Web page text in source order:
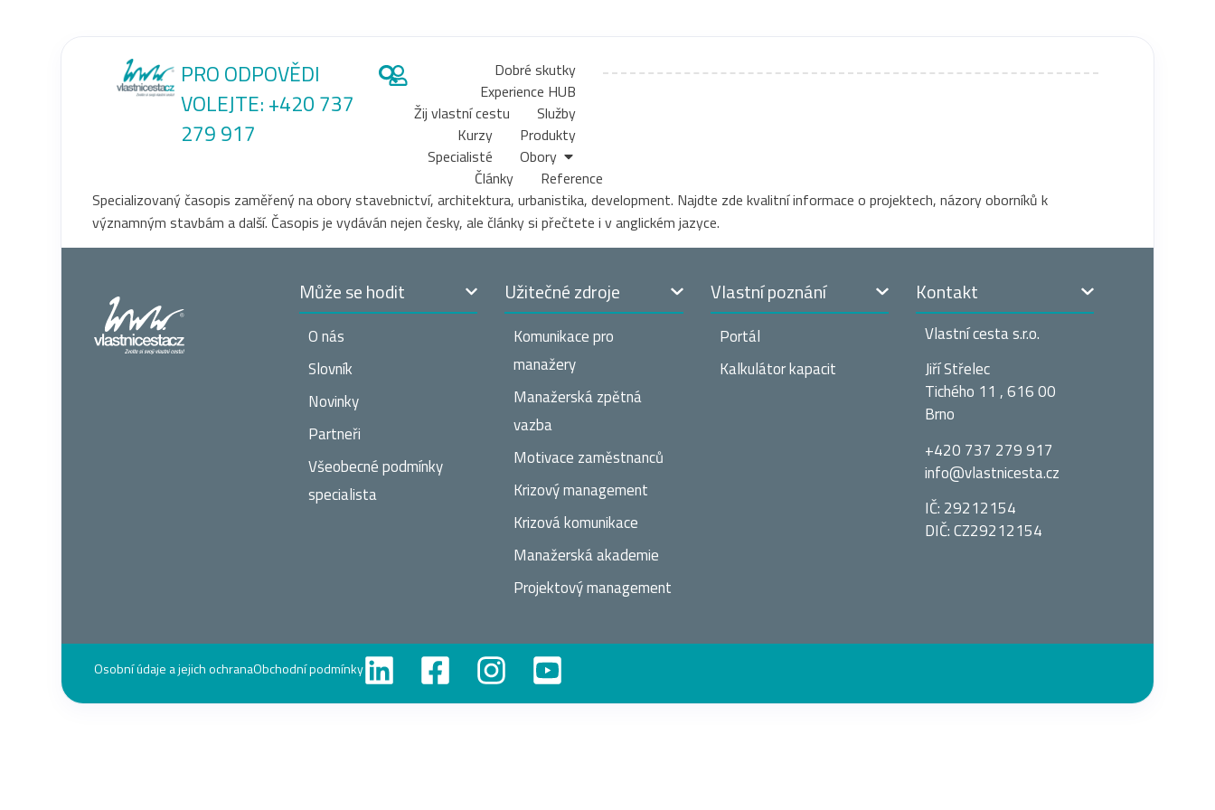
PRO ODPOVĚDI
VOLEJTE: +420 737
279 917
Dobré skutky
Experience HUB
Žij vlastní cestu
Služby
Kurzy
Produkty
Specialisté
Obory
Články
Reference
Specializovaný časopis zaměřený na obory stavebnictví, architektura, urbanistika, development. Najdte zde kvalitní informace o projektech, názory oborníků k
významným stavbám a další. Časopis je vydáván nejen česky, ale články si přečtete i v anglickém jazyce.
Může se hodit
O nás
Slovník
Novinky
Partneři
Všeobecné podmínky
specialista
Užitečné zdroje
Komunikace pro
manažery
Manažerská zpětná
vazba
Motivace zaměstnanců
Krizový management
Krizová komunikace
Manažerská akademie
Projektový management
Vlastní poznání
Portál
Kalkulátor kapacit
Kontakt
Vlastní cesta s.r.o.
Jiří Střelec
Tichého 11 , 616 00
Brno
+420 737 279 917
info@vlastnices­ta.cz
IČ: 29212154
DIČ: CZ29212154
Osobní údaje a jejich ochranaObchodní podmínky